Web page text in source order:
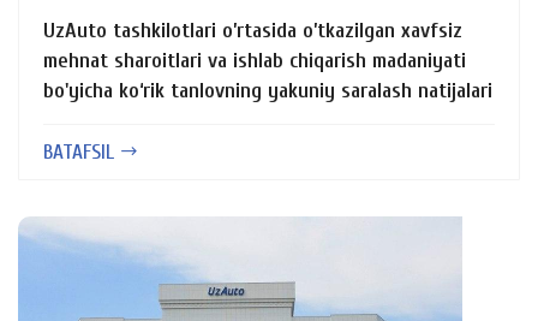
UzAuto tashkilotlari o’rtasida o’tkazilgan xavfsiz
mehnat sharoitlari va ishlab chiqarish madaniyati
bo'yicha ko‘rik tanlovning yakuniy saralash natijalari
BATAFSIL